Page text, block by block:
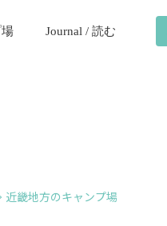
Journal / 読む
近畿地方のキャンプ場